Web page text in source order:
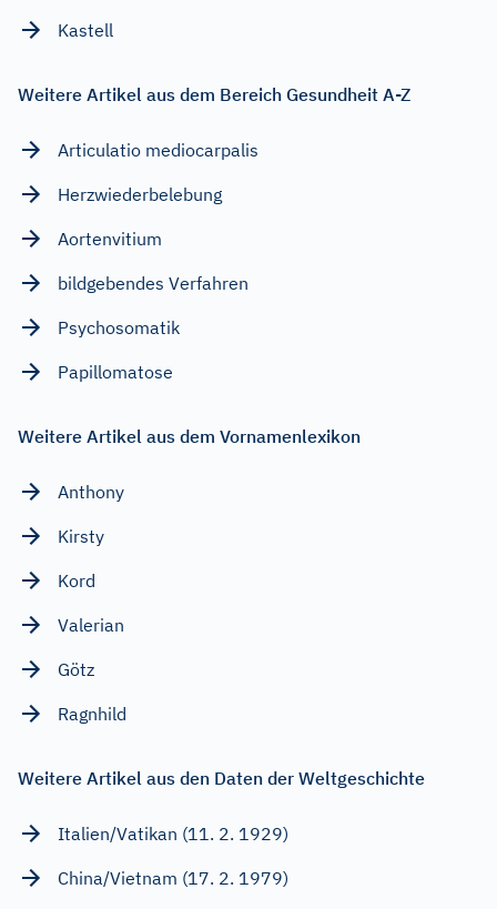
Kastell
Weitere Artikel aus dem Bereich Gesundheit A-Z
Articulatio mediocarpalis
Herzwiederbelebung
Aortenvitium
bildgebendes Verfahren
Psychosomatik
Papillomatose
Weitere Artikel aus dem Vornamenlexikon
Anthony
Kirsty
Kord
Valerian
Götz
Ragnhild
Weitere Artikel aus den Daten der Weltgeschichte
Italien/Vatikan (11. 2. 1929)
China/Vietnam (17. 2. 1979)